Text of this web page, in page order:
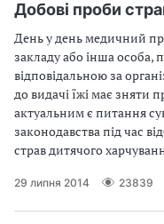
Добові проби
День у день медичний
закладу або інша особа,
відповідальною за
до видачі їжі має зняти
актуальним є питання
законодавства під час
страв дитячого
29 липня 2014 23839